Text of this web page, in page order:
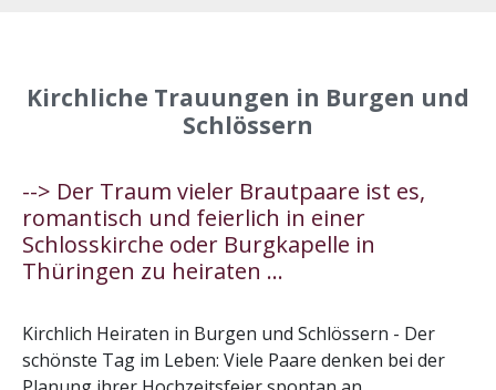
Kirchliche Trauungen in Burgen und
Schlössern
--> Der Traum vieler Brautpaare ist es,
romantisch und feierlich in einer
Schlosskirche oder Burgkapelle in
Thüringen zu heiraten ...
Kirchlich Heiraten in Burgen und Schlössern - Der
schönste Tag im Leben: Viele Paare denken bei der